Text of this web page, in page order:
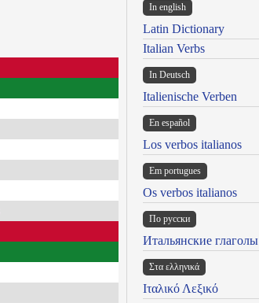
In english
Latin Dictionary
Italian Verbs
In Deutsch
Italienische Verben
En español
Los verbos italianos
Em portugues
Os verbos italianos
По русски
Итальянские глаголы
Στα ελληνικά
Ιταλικό Λεξικό